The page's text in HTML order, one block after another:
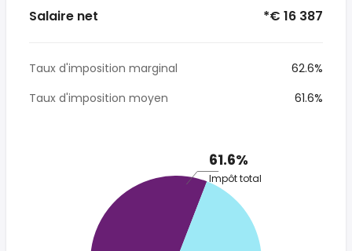
Salaire net *€ 16 387
Taux d'imposition marginal
62.6%
Taux d'imposition moyen
61.6%
61.6%
Impôt total